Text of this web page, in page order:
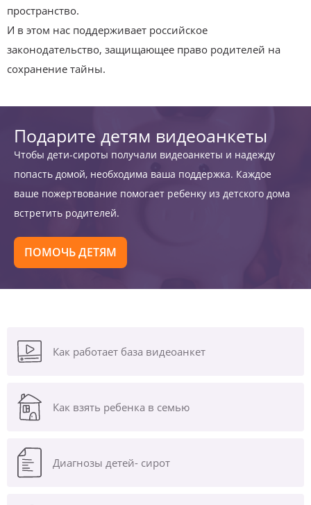
пространство.
И в этом нас поддерживает российское
законодательство, защищающее право родителей на
сохранение тайны.
Подарите детям видеоанкеты
Чтобы дети-сироты получали видеоанкеты и надежду
попасть домой, необходима ваша поддержка. Каждое
ваше пожертвование помогает ребенку из детского дома
встретить родителей.
ПОМОЧЬ ДЕТЯМ
Как работает база видеоанкет
Как взять ребенка в семью
Диагнозы детей- сирот